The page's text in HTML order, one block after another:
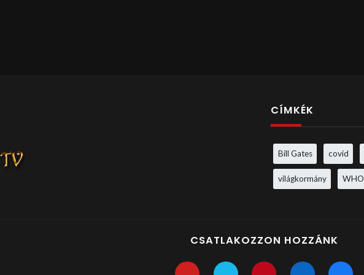
CÍMKÉK
Bill Gates covid
világkormány WHO
CSATLAKOZZON HOZZÁNK